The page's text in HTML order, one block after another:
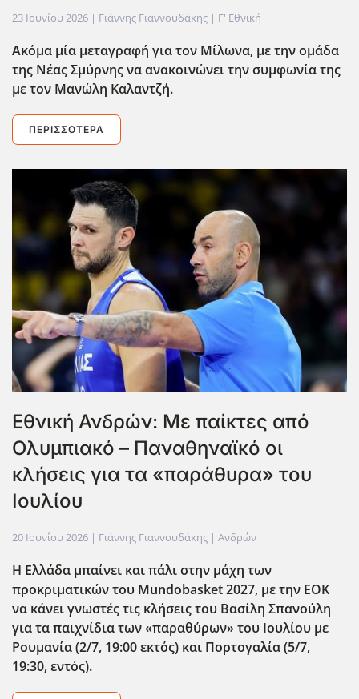
23 Ιουνίου 2026 | Γιάννης Γιαννουδάκης | Γ' Εθνική
Ακόμα μία μεταγραφή για τον Μίλωνα, με την ομάδα
της Νέας Σμύρνης να ανακοινώνει την συμφωνία της
με τον Μανώλη Καλαντζή.
ΠΕΡΙΣΣΌΤΕΡΑ
Εθνική Ανδρών: Με παίκτες από
Ολυμπιακό – Παναθηναϊκό οι
κλήσεις για τα «παράθυρα» του
Ιουλίου
20 Ιουνίου 2026 | Γιάννης Γιαννουδάκης | Ανδρών
Η Ελλάδα μπαίνει και πάλι στην μάχη των
προκριματικών του Mundobasket2027, με την ΕΟΚ
να κάνει γνωστές τις κλήσεις του Βασίλη Σπανούλη
για τα παιχνίδια των «παραθύρων» του Ιουλίου με
Ρουμανία (2/7, 19:00 εκτός) και Πορτογαλία (5/7,
19:30, εντός).